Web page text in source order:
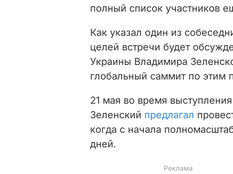
полный список участников
Как указал один из
целей встречи будет
Украины Владимира
глобальный саммит по этим
21 мая во время
Зеленский предлагал
когда с начала
дней.